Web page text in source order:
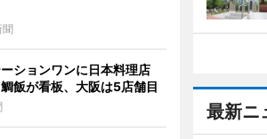
最新ニ
ションワンに日本料理店
飯が看板、大阪は5店舗目